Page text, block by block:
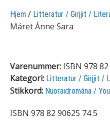
Hjem / Litteratur / Girjjit /
Máret Ánne Sara
Varenummer: ISBN 978
Kategori: Litteratur / Girjjit /
Stikkord: Nuoraidromána /
ISBN 978 82 90625 74 5